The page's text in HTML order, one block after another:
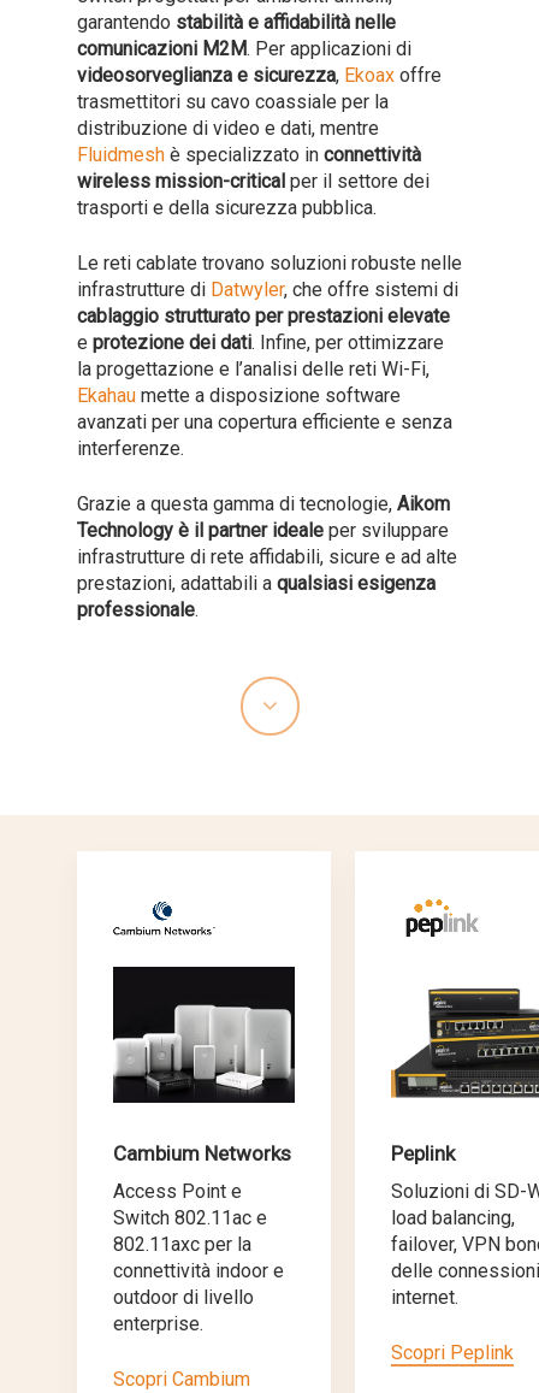
garantendo stabilità e affidabilità nelle
comunicazioni M2M. Per applicazioni di
videosorveglianza e sicurezza, Ekoax offre
trasmettitori su cavo coassiale per la
distribuzione di video e dati, mentre
Fluidmesh è specializzato in connettività
wireless mission-critical per il settore dei
trasporti e della sicurezza pubblica.
Le reti cablate trovano soluzioni robuste nelle
infrastrutture di Datwyler, che offre sistemi di
cablaggio strutturato per prestazioni elevate
e protezione dei dati. Infine, per ottimizzare
la progettazione e l’analisi delle reti Wi-Fi,
Ekahau mette a disposizione software
avanzati per una copertura efficiente e senza
interferenze.
Grazie a questa gamma di tecnologie, Aikom
Technology è il partner ideale per sviluppare
infrastrutture di rete affidabili, sicure e ad alte
prestazioni, adattabili a qualsiasi esigenza
professionale.
Cambium Networks
Access Point e
Switch 802.11ac e
802.11axc per la
connettività indoor e
outdoor di livello
enterprise.
Scopri Cambium
Peplink
Soluzioni di SD-
load balancing,
failover, VPN
delle
internet.
Scopri Peplink